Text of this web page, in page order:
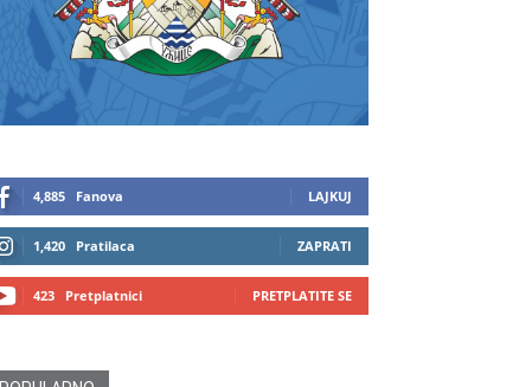
4,885 Fanova LAJKUJ
1,420 Pratilaca ZAPRATI
423 Pretplatnici PRETPLATITE SE